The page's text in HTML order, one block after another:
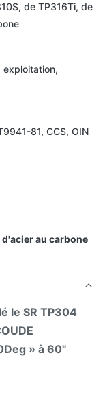
de TP316Ti, de
exploitation,
81, CCS, OIN
au carbone
le SR TP304
» à 60"